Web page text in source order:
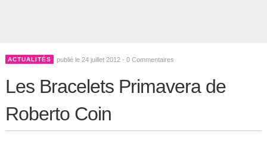
ACTUALITÉS publié le 24 juillet 2012 - 0 Commentaires
Les Bracelets Primavera de
Roberto Coin